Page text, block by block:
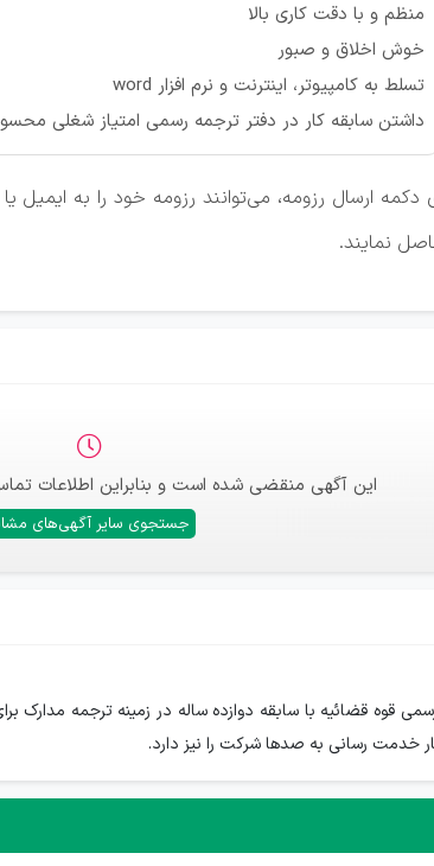
منظم و با دقت کاری بالا
خوش اخلاق و صبور
تسلط به کامپیوتر، اینترنت و نرم افزار word
داشتن سابقه کار در دفتر ترجمه رسمی امتیاز شغلی
ارسال رزومه، می‌توانند رزومه خود را به
نمایند.
این آگهی منقضی شده است و بنابراین اطلاعات
جستجوی سایر آگهی‌های
مترجم رسمی قوه قضائیه با سابقه دوازده ساله در
خدمت رسانی به صدها شرکت را نیز دارد.